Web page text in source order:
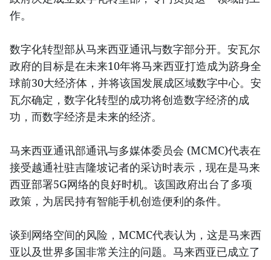
作。
数字化转型部从马来西亚通讯与数字部分开。安瓦尔
政府的目标是在未来10年将马来西亚打造成为跻身全
球前30大经济体，并将该国发展成区域数字中心。安
瓦尔确定，数字化转型的成功将创造数字经济的成
功，而数字经济是未来的经济。
马来西亚通讯部通讯与多媒体委员会 (MCMC)代表在
接受越通社驻吉隆坡记者的采访时表示，现在是马来
西亚部署5G网络的良好时机。该国政府出台了多项
政策，为居民持有智能手机创造便利的条件。
谈到网络空间的风险，MCMC代表认为，这是马来西
亚以及世界多国非常关注的问题。马来西亚已成立了